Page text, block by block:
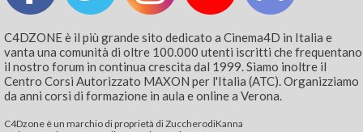
C4DZONE è il più grande sito dedicato a Cinema4D in Italia e
vanta una comunità di oltre 100.000 utenti iscritti che frequentano
il nostro forum in continua crescita dal 1999. Siamo inoltre il
Centro Corsi Autorizzato MAXON per l'Italia (ATC). Organizziamo
da anni corsi di formazione in aula e online a Verona.
C4Dzone è un marchio di proprietà di ZuccherodiKanna